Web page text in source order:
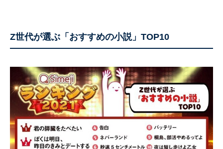
Z世代が選ぶ「おすすめの小説」TOP10